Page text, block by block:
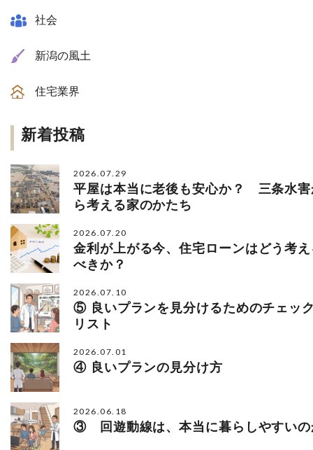
社会
新潟の風土
住宅業界
新着投稿
2026.07.29
平屋は本当に老後も安心か？ 三条水害
ら考える家のかたち
2026.07.20
金利が上がる今、住宅ローンはどう考
べきか？
2026.07.10
⑤ 良いプランを見分けるためのチェッ
リスト
2026.07.01
④ 良いプランの見分け方
2026.06.18
③ 回遊動線は、本当に暮らしやすいの